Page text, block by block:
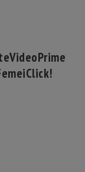
VideoPrime
Click!